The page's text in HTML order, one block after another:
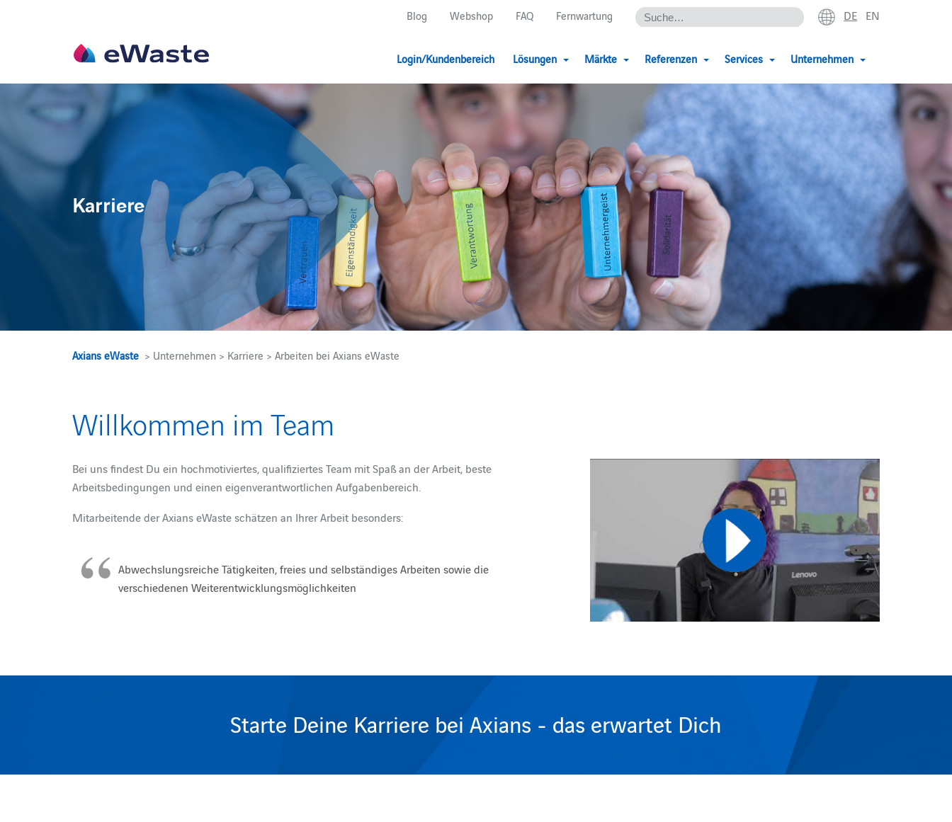
Blog Webshop FAQ Fernwartung DE EN
Login/Kundenbereich Lösungen Märkte Referenzen Services Unternehmen
Karriere
Axians eWaste > Unternehmen > Karriere > Arbeiten bei Axians eWaste
Willkommen im Team
Bei uns findest Du ein hochmotiviertes, qualifiziertes Team mit Spaß an der Arbeit, beste
Arbeitsbedingungen und einen eigenverantwortlichen Aufgabenbereich.
Mitarbeitende der Axians eWaste schätzen an Ihrer Arbeit besonders:
Abwechslungsreiche Tätigkeiten, freies und selbständiges Arbeiten sowie die
verschiedenen Weiterentwicklungsmöglichkeiten
Starte Deine Karriere bei Axians - das erwartet Dich